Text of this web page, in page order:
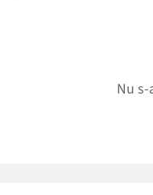
Nu